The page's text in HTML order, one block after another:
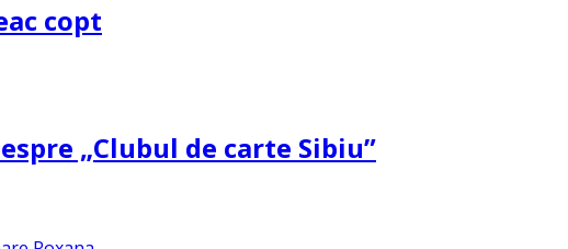
copt
„Clubul de carte Sibiu”